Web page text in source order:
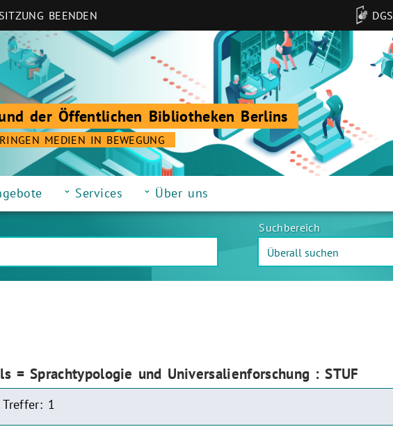
SITZUNG BEENDEN DGS
der Öffentlichen Bibliotheken Berlins
MEDIEN IN BEWEGUNG
Services Über uns
Suchbereich
= Sprachtypologie und Universalienforschung : STUF
1